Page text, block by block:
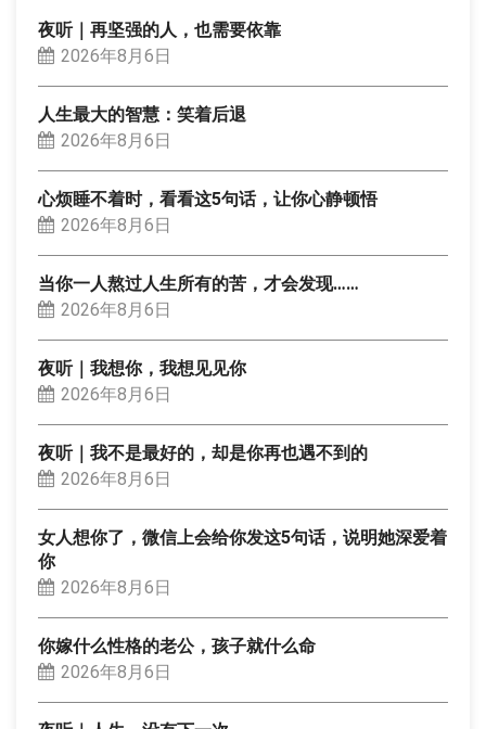
夜听｜再坚强的人，也需要依靠
2026年8月6日
人生最大的智慧：笑着后退
2026年8月6日
心烦睡不着时，看看这5句话，让你心静顿悟
2026年8月6日
当你一人熬过人生所有的苦，才会发现……
2026年8月6日
夜听｜我想你，我想见见你
2026年8月6日
夜听｜我不是最好的，却是你再也遇不到的
2026年8月6日
女人想你了，微信上会给你发这5句话，说明她深爱着
你
2026年8月6日
你嫁什么性格的老公，孩子就什么命
2026年8月6日